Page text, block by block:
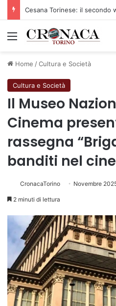
Menu
Home /Cultura e Società
Cultura e Società
Il Museo
Cinema
rassegna
banditi nel
CronacaTorino Novembre
2 minuti di lettura